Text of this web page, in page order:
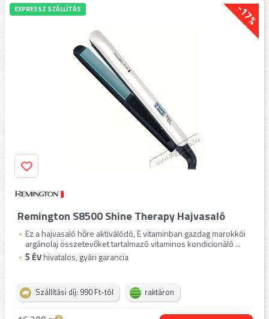
-17%
EXPRESSZ SZÁLLÍTÁS
Remington S8500 Shine Therapy Hajvasaló
Ez a hajvasaló hőre aktiválódó, E vitaminban gazdag marokkói
argánolaj összetevőket tartalmazó vitaminos kondicionáló ...
5 ÉVhivatalos, gyári garancia
Szállítási díj: 990 Ft-tól raktáron